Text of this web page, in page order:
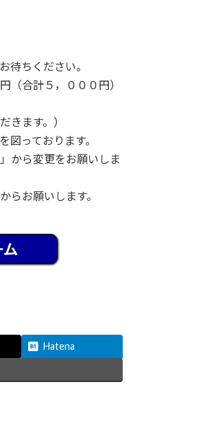
ちください。
（合計５，０００円）
ます。）
っております。
から変更をお願いしま
らお願いします。
Hatena